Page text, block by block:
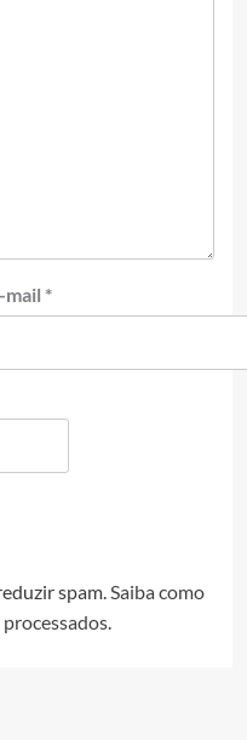
mail *
spam.Saiba como
.